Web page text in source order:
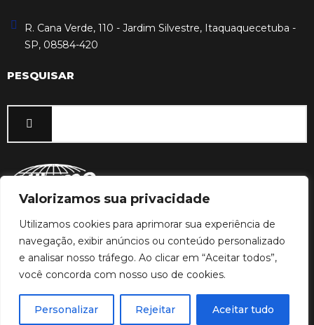
Valorizamos sua privacidade
Utilizamos cookies para aprimorar sua experiência de
navegação, exibir anúncios ou conteúdo personalizado
e analisar nosso tráfego. Ao clicar em “Aceitar todos”,
você concorda com nosso uso de cookies.
Personalizar Rejeitar Aceitar tudo
R. Cana Verde, 110 - Jardim Silvestre, Itaquaquecetuba -
SP, 08584-420
PESQUISAR
reservados.
CNPJ: 04.841.807/0001-08
SIGA-NOS
I
L
i